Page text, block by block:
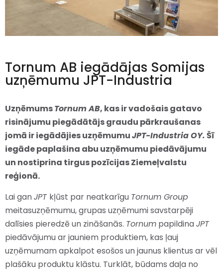
Tornum AB iegādājas Somijas
uzņēmumu JPT-Industria
UzņēmumsTornum AB, kas ir vadošais gatavo
risinājumu piegādātājs graudu pārkraušanas
jomā ir iegādājies uzņēmumuJPT-Industria OY.Šī
iegāde paplašina abu uzņēmumu piedāvājumu
un nostiprina tirgus pozīcijas Ziemeļvalstu
reģionā.
Lai ganJPT kļūst par neatkarīgu Tornum Group
meitasuzņēmumu, grupas uzņēmumi savstarpēji
dalīsies pieredzē un zināšanās. Tornum papildinaJPT
piedāvājumu ar jauniem produktiem, kas ļauj
uzņēmumam apkalpot esošos un jaunus klientus ar vēl
plašāku produktu klāstu. Turklāt, būdams daļa no